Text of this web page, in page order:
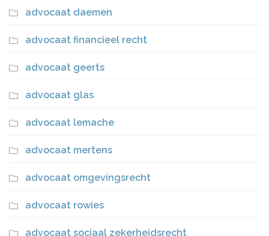
advocaat daemen
advocaat financieel recht
advocaat geerts
advocaat glas
advocaat lemache
advocaat mertens
advocaat omgevingsrecht
advocaat rowies
advocaat sociaal zekerheidsrecht